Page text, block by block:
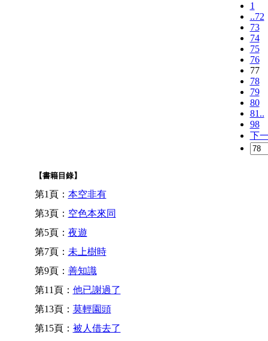
1
..72
73
74
75
76
77
78
79
80
81..
98
下
【書籍目錄】
第1頁： 本空非有
第3頁： 空色本來同
第5頁： 夜遊
第7頁： 未上樹時
第9頁： 善知識
第11頁： 他已謝過了
第13頁： 莫輕園頭
第15頁： 被人借去了